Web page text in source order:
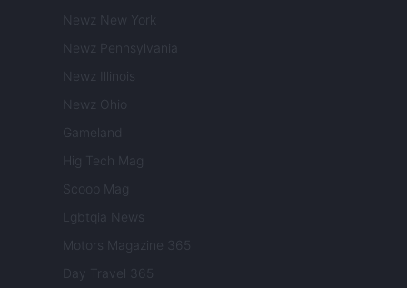
Newz New York
Newz Pennsylvania
Newz Illinois
Newz Ohio
Gameland
Hig Tech Mag
Scoop Mag
Lgbtqia News
Motors Magazine 365
Day Travel 365